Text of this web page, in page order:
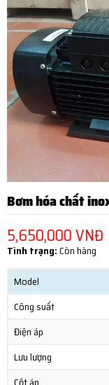
Bơm hóa chất
5,650,000 VNĐ
Tình trạng:Còn hàng
Model
Công suất
Điện áp
Lưu lượng